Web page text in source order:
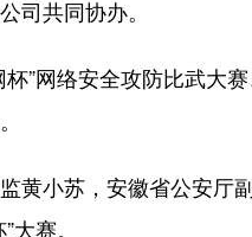
司共同协办。
网络安全攻防比武大赛
小苏，安徽省公安厅
大赛。